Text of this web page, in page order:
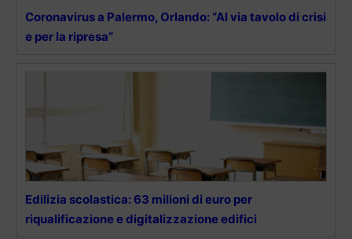
Coronavirus a Palermo, Orlando: “Al via tavolo di crisi
e per la ripresa”
Edilizia scolastica: 63 milioni di euro per
riqualificazione e digitalizzazione edifici